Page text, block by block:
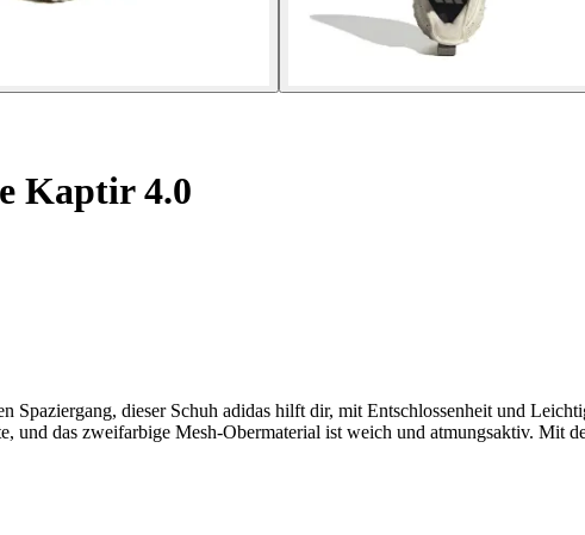
Kaptir 4.0
Spaziergang, dieser Schuh adidas hilft dir, mit Entschlossenheit und
und das zweifarbige Mesh-Obermaterial ist weich und atmungsaktiv. Mit